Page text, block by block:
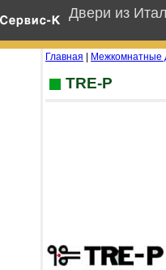
Двери из
Главная Межкомнатные
TRE-P